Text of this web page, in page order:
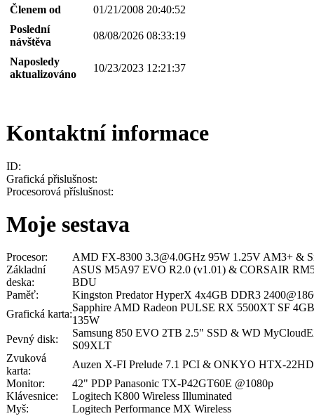
Členem od
01/21/2008 20:40:52
Poslední
návštěva
08/08/2026 08:33:19
Naposledy
aktualizováno
10/23/2023 12:21:37
Kontaktní informace
ID:
Grafická přislušnost:
Procesorová příslušnost:
Moje sestava
Procesor:
AMD FX-8300 3.3@4.0GHz 95W 1.25V AM3+ &
Základní
deska:
ASUS M5A97 EVO R2.0 (v1.01) & CORSAIR
BDU
Paměť:
Kingston Predator HyperX 4x4GB DDR3
Grafická karta:
Sapphire AMD Radeon PULSE RX 5500XT SF
135W
Pevný disk:
Samsung 850 EVO 2TB 2.5" SSD & WD
S09XLT
Zvuková
karta:
Auzen X-FI Prelude 7.1 PCI & ONKYO HTX-
Monitor:
42" PDP Panasonic TX-P42GT60E @1080p
Klávesnice:
Logitech K800 Wireless Illuminated
Myš:
Logitech Performance MX Wireless